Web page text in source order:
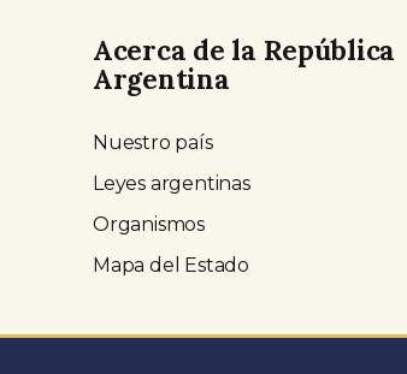
Acerca de la República
Argentina
Nuestro país
Leyes argentinas
Organismos
Mapa del Estado